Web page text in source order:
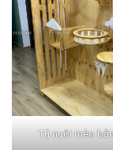
Tủ nuôi mèo